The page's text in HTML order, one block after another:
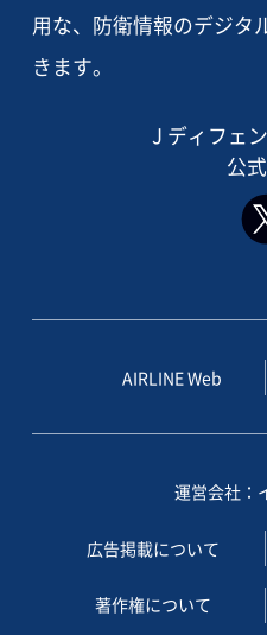
用な、防衛情報のデジタ
きます。
J ディフェ
公
AIRLINE Web
運営会社：
広告掲載について
著作権について